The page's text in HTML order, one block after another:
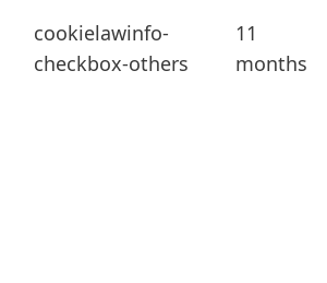
cookielawinfo-
checkbox-others
11
months